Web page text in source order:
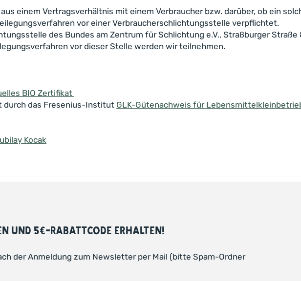
einem Vertragsverhältnis mit einem Verbraucher bzw. darüber, ob ein
vor einer Verbraucherschlichtungsstelle verpflichtet.
des Bundes am Zentrum für Schlichtung e.V., Straßburger Straße
vor dieser Stelle werden wir teilnehmen.
BIO Zertifikat
durch das Fresenius-Institut GLK-Gütenachweis für
Kocak
UND 5€-RABATTCODE ERHALTEN!
der Anmeldung zum Newsletter per Mail (bitte Spam-Ordner